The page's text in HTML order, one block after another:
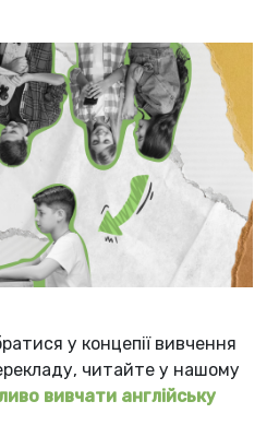
у концепії вивчення
читайте у нашому
вивчати англійську